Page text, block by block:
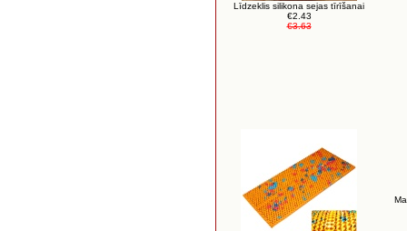
Līdzeklis silikona sejas tīrīšanai
€2.43
€3.63